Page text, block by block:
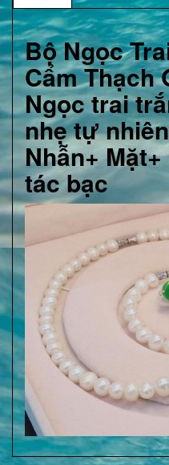
Bộ Ngọc
Cẩm Thạch
Ngọc trai
nhẹ tự nhiên
Nhẫn+
tác bạc